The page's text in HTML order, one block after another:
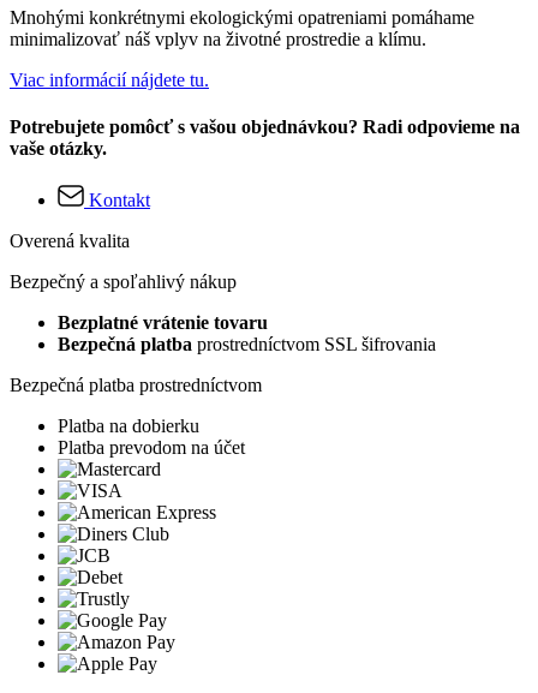
Mnohými konkrétnymi ekologickými opatreniami pomáhame
minimalizovať náš vplyv na životné prostredie a klímu.
Viac informácií nájdete tu.
Potrebujete pomôcť s vašou objednávkou? Radi odpovieme na
vaše otázky.
Kontakt
Overená kvalita
Bezpečný a spoľahlivý nákup
Bezplatné vrátenie tovaru
Bezpečná platba prostredníctvom SSL šifrovania
Bezpečná platba prostredníctvom
Platba na dobierku
Platba prevodom na účet